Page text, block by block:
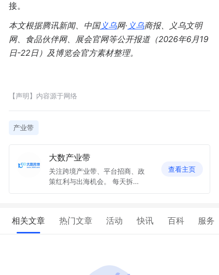
接。
本文根据腾讯新闻、中国义乌网· 义乌商报、义乌文明
网、食品伙伴网、展会官网等公开报道（2026年6月19
日-22日）及博览会官方素材整理。
【声明】内容源于网络
产业带
大数产业带
关注跨境产业带、平台招商、政
策红利与出海机会。 每天拆解
一个产业带机会，帮商家和服务
查看主页
相关文章 热门文章 活动 快讯 百科 服务